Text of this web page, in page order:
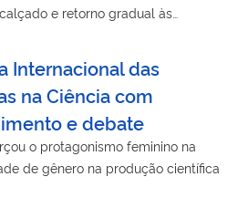
e retorno gradual às
Internacional das
na Ciência com
e debate
o protagonismo feminino na
de gênero na produção científica